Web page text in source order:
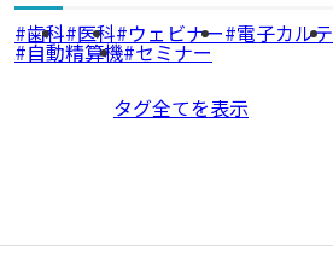
歯科 医科 ウェビナー 電子カルテ
自動精算機 セミナー
タグ全てを表示